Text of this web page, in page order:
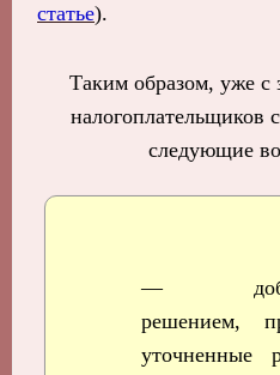
статье).
Таким образом, уже с
налогоплательщиков
следующие
—
решением,
уточненные